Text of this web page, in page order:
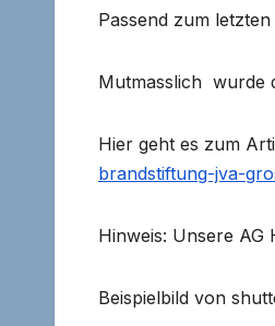
Passend zum
Mutmasslich wurde
Hier geht es zum
brandstiftung-jva-
Hinweis: Unsere
Beispielbild von